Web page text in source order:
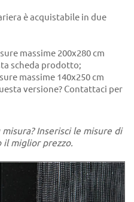
è acquistabile in due
massime 200x280 cm
scheda prodotto;
massime 140x250 cm
versione? Contattaci per
Inserisci le misure di
il miglior prezzo.